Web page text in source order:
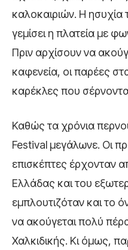
καλοκαιριών. Η ησυχία
γεμίσει η πλατεία με
Πριν αρχίσουν να
καφενεία, οι παρέες
καρέκλες που
Καθώς τα χρόνια
Festival μεγάλωνε. Οι
επισκέπτες έρχονταν
Ελλάδας και του
εμπλουτιζόταν και το
να ακούγεται πολύ
Χαλκιδικής. Κι όμως,